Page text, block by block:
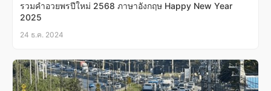
รวมคําอวยพรปีใหม่ 2568 ภาษาอังกฤษ Happy New Year
2025
24 ธ.ค. 2024